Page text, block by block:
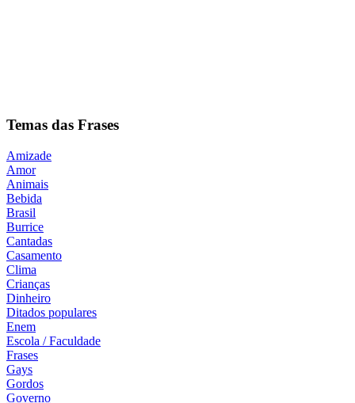
Temas das Frases
Amizade
Amor
Animais
Bebida
Brasil
Burrice
Cantadas
Casamento
Clima
Crianças
Dinheiro
Ditados populares
Enem
Escola / Faculdade
Frases
Gays
Gordos
Governo